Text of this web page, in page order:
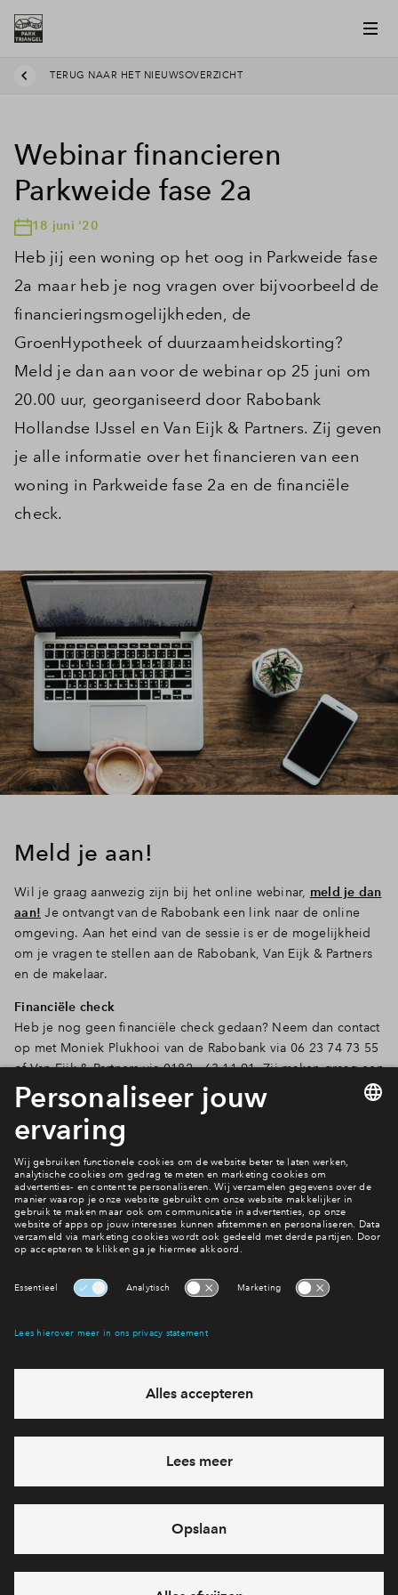
TERUG NAAR HET NIEUWSOVERZICHT
Webinar financieren
Parkweide fase 2a
18 juni '20
Heb jij een woning op het oog in Parkweide fase
2a maar heb je nog vragen over bijvoorbeeld de
financieringsmogelijkheden, de
GroenHypotheek of duurzaamheidskorting?
Meld je dan aan voor de webinar op 25 juni om
20.00 uur, georganiseerd door Rabobank
Hollandse IJssel en Van Eijk & Partners. Zij geven
je alle informatie over het financieren van een
woning in Parkweide fase 2a en de financiële
check.
Meld je aan!
Wil je graag aanwezig zijn bij het online webinar, meld je dan
aan! Je ontvangt van de Rabobank een link naar de online
omgeving. Aan het eind van de sessie is er de mogelijkheid
om je vragen te stellen aan de Rabobank, Van Eijk & Partners
en de makelaar.
Financiële check
Heb je nog geen financiële check gedaan? Neem dan contact
op met Moniek Plukhooi van de Rabobank via 06 23 74 73 55
of Van Eijk & Partners via 0182 - 63 11 91. Zij maken graag een
afspraak met je!
Meld je aan!
Lees meer over de groenverklaring
eventuele projecten
Ja, ik wil mij aanmelden
Heb je een vraag en wil je direct antwoord? Bel ons op088 -
712 28 46
6 dagen per week beschikbaar (behalve tijdens
feestdagen)